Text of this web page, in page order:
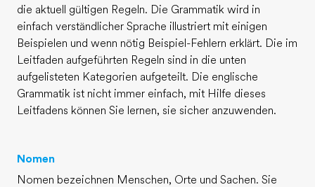
Über uns
Karriere
Teil des Teams werden
die aktuell gültigen Regeln. Die Grammatik wird in
einfach verständlicher Sprache illustriert mit einigen
Beispielen und wenn nötig Beispiel-Fehlern erklärt. Die im
Leitfaden aufgeführten Regeln sind in die unten
aufgelisteten Kategorien aufgeteilt. Die englische
Grammatik ist nicht immer einfach, mit Hilfe dieses
Leitfadens können Sie lernen, sie sicher anzuwenden.
Nomen
Nomen bezeichnen Menschen, Orte und Sachen. Sie